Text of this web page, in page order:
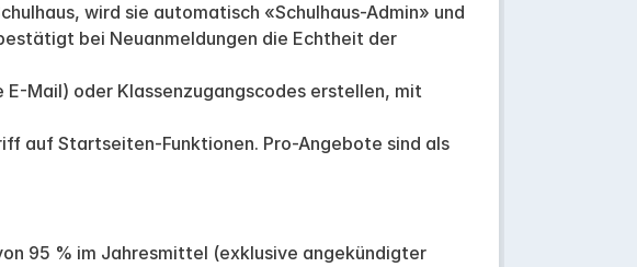
wird sie automatisch «Schulhaus-Admin» und
bei Neuanmeldungen die Echtheit der
E-Mail) oder Klassenzugangscodes erstellen, mit
auf Startseiten-Funktionen. Pro-Angebote sind als
95 % im Jahresmittel (exklusive angekündigter